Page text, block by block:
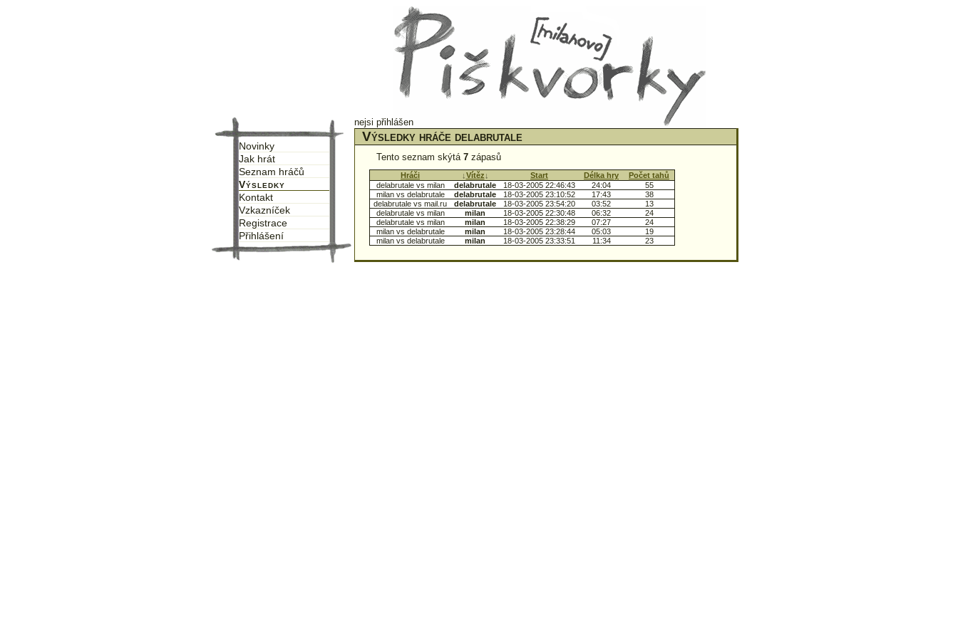
Novinky
Jak hrát
Seznam hráčů
Výsledky
Kontakt
Vzkazníček
Registrace
Přihlášení
nejsi přihlášen
Výsledky hráče delabrutale
Tento seznam skýtá 7 zápasů
Hráči ↓ Vítěz ↓ Start Délka hry Počet tahů
delabrutale vs milan
delabrutale 18-03-2005 22:46:43 24:04
55
milan vs delabrutale
delabrutale 18-03-2005 23:10:52 17:43
38
delabrutale vs mail.ru
delabrutale 18-03-2005 23:54:20 03:52
13
delabrutale vs milan
milan 18-03-2005 22:30:48 06:32
24
delabrutale vs milan
milan 18-03-2005 22:38:29 07:27
24
milan vs delabrutale
milan 18-03-2005 23:28:44 05:03
19
milan vs delabrutale
milan 18-03-2005 23:33:51 11:34 23